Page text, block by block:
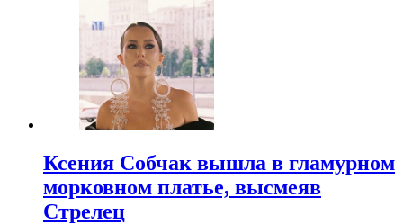
Ксения Собчак вышла в гламурном
морковном платье, высмеяв
Стрелец